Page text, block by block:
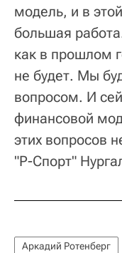
модель, и в
большая
как в прошлом
не будет. Мы
вопросом. И
финансовой
этих вопросов
"Р-Спорт"
Аркадий Ротенберг